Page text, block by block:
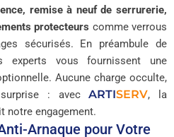
remise à neuf de serrurerie,
protecteurs comme verrous
sécurisés. En préambule de
experts vous fournissent une
Aucune charge occulte,
surprise : avecARTISERV, la
notre engagement.
Arnaque pour Votre